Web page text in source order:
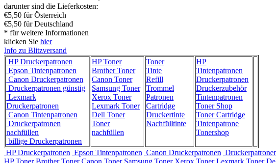
darunter sind die Lieferkosten:
€5,50 für Österreich
€5,50 für Deutschland
* für weitere Informationen
klicken Sie hier
Info zu Blitzversand
HP Druckerpatronen
Epson Tintenpatronen
Canon Druckerpatronen
Druckerpatronen günstig
Lexmark
Druckerpatronen
Canon Tintenpatronen
Druckerpatronen
nachfüllen
billige Druckerpatronen
HP Toner
Brother Toner
Canon Toner
Samsung Toner
Xerox Toner
Lexmark Toner
Dell Toner
Toner
nachfüllen
Toner
Tinte
Refill
Trommel
Patronen
Cartridge
Druckertinte
Nachfülltinte
HP
Tintenpatronen
Druckerpatronen
Druckerzubehör
Tintenpatronen
Toner Shop
Toner Cartridge
Tintenpatrone
Tonershop
HP Druckerpatronen Epson Tintenpatronen Canon Druckerpatronen
HP Toner Brother Toner Canon Toner Samsung Toner Xerox Toner Lexmark Toner